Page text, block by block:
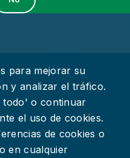
para mejorar su
y analizar el tráfico.
o continuar
el uso de cookies.
de cookies o
en cualquier